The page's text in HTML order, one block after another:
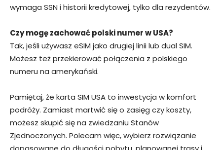
wymaga SSN i historii kredytowej, tylko dla rezydentów.
Czy mogę zachować polski numer w USA?
Tak, jeśli używasz eSIM jako drugiej linii lub dual SIM.
Możesz też przekierować połączenia z polskiego
numeru na amerykański.
Pamiętaj, że karta SIM USA to inwestycja w komfort
podróży. Zamiast martwić się o zasięg czy koszty,
możesz skupić się na zwiedzaniu Stanów
Zjednoczonych. Polecam więc, wybierz rozwiązanie